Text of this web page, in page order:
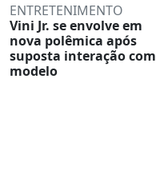
ENTRETENIMENTO
Vini Jr. se envolve em
nova polêmica após
suposta interação com
modelo